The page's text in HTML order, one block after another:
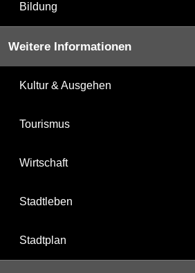
Bildung
Weitere Informationen
Kultur & Ausgehen
Tourismus
Wirtschaft
Stadtleben
Stadtplan